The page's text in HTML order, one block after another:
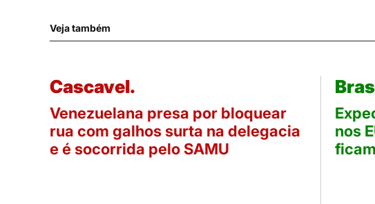
Veja também
Cascavel.
Venezuelana presa por bloquear
rua com galhos surta na delegacia
e é socorrida pelo SAMU
nos